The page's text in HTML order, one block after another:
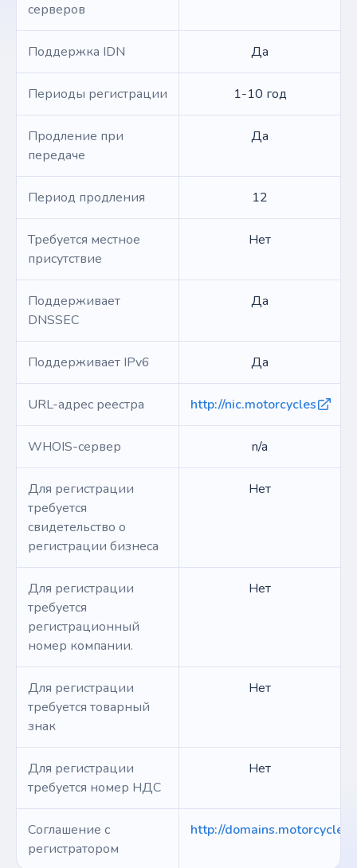
серверов
Поддержка IDN Да
Периоды регистрации 1-10 год
Продление при
передаче
Да
Период продления 12
Требуется местное
присутствие
Нет
Поддерживает
DNSSEC
Да
Поддерживает IPv6 Да
URL-адрес реестра http://nic.motorcycles
WHOIS-сервер n/a
Для регистрации
требуется
свидетельство о
регистрации бизнеса
Нет
Для регистрации
требуется
регистрационный
номер компании.
Нет
Для регистрации
требуется товарный
знак
Нет
Для регистрации
требуется номер НДС
Нет
Соглашение с
регистратором
http://